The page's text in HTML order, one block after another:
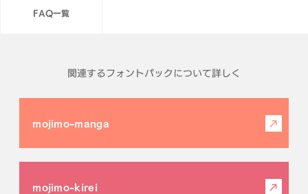
FAQ一覧
関連するフォントパックについて詳しく
mojimo-manga
mojimo-kirei